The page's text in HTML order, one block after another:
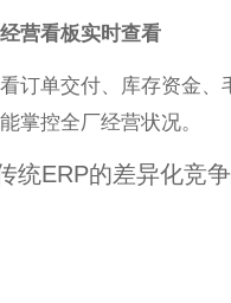
营看板实时查看
订单交付、库存资金、
掌控全厂经营状况。
统ERP的差异化竞